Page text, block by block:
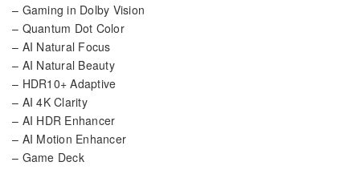
– Gaming in Dolby Vision
– Quantum Dot Color
– AI Natural Focus
– AI Natural Beauty
– HDR10+ Adaptive
– AI 4K Clarity
– AI HDR Enhancer
– AI Motion Enhancer
– Game Deck